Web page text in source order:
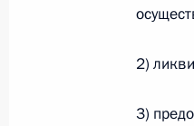
и
2)
3)